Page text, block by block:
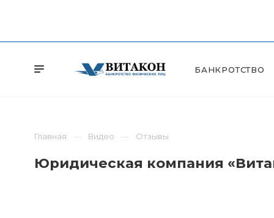
БАНКРОТСТВО
Главная Видео Отзывы
Юридическая компания